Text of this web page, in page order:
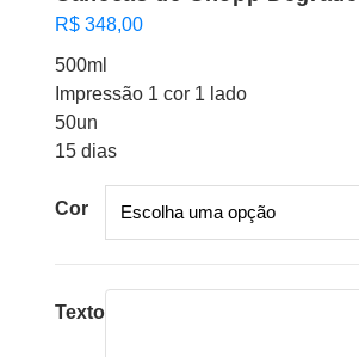
R$ 348,00
500ml
Impressão 1 cor 1 lado
50un
15 dias
Cor
Texto